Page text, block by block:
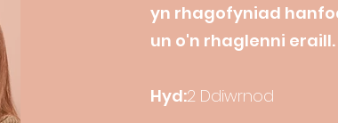
yn rhagofyniad
un o'n rhaglenni eraill.
Hyd:2 Ddiwrnod